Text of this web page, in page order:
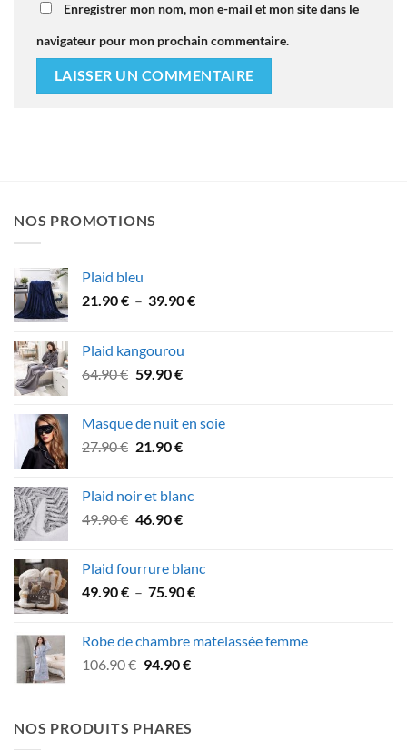
Enregistrer mon nom, mon e-mail et mon site dans le
navigateur pour mon prochain commentaire.
NOS PROMOTIONS
Plaid bleu
21.90€ – 39.90€Plage
Plaid kangourou
64.90€ Le
était :
64.90 €.
59.90€Le
est :
59.90 €.
Masque de nuit en soie
27.90€ Le
était :
27.90 €.
21.90€Le
est :
21.90 €.
Plaid noir et blanc
49.90€ Le
était :
49.90 €.
46.90€Le
est :
46.90 €.
Plaid fourrure blanc
49.90€ – 75.90€Plage
49.90 €
Robe de chambre matelassée femme
106.90€ Le
était :
106.90 €.
94.90€Le
est :
94.90 €.
NOS PRODUITS PHARES